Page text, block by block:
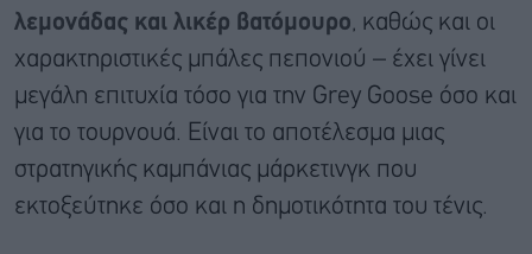
λεμονάδας και λικέρ βατόμουρο, καθώς και οι
χαρακτηριστικές μπάλες πεπονιού – έχει γίνει
μεγάλη επιτυχία τόσο για την Grey Goose όσο και
για το τουρνουά. Είναι το αποτέλεσμα μιας
στρατηγικής καμπάνιας μάρκετινγκ που
εκτοξεύτηκε όσο και η δημοτικότητα του τένις.